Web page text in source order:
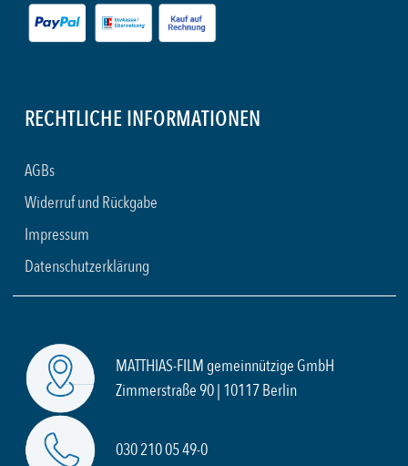
RECHTLICHE INFORMATIONEN
AGBs
Widerruf und Rückgabe
Impressum
Datenschutzerklärung
MATTHIAS-FILM gemeinnützige GmbH
Zimmerstraße 90 | 10117 Berlin
030 210 05 49-0